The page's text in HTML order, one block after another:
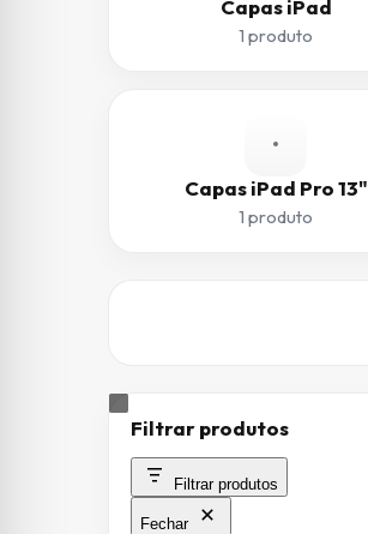
Capas iPad
1 produto
•
Capas iPad Pro 13"
1 produto
Filtrar produtos
Filtrar produtos
Fechar